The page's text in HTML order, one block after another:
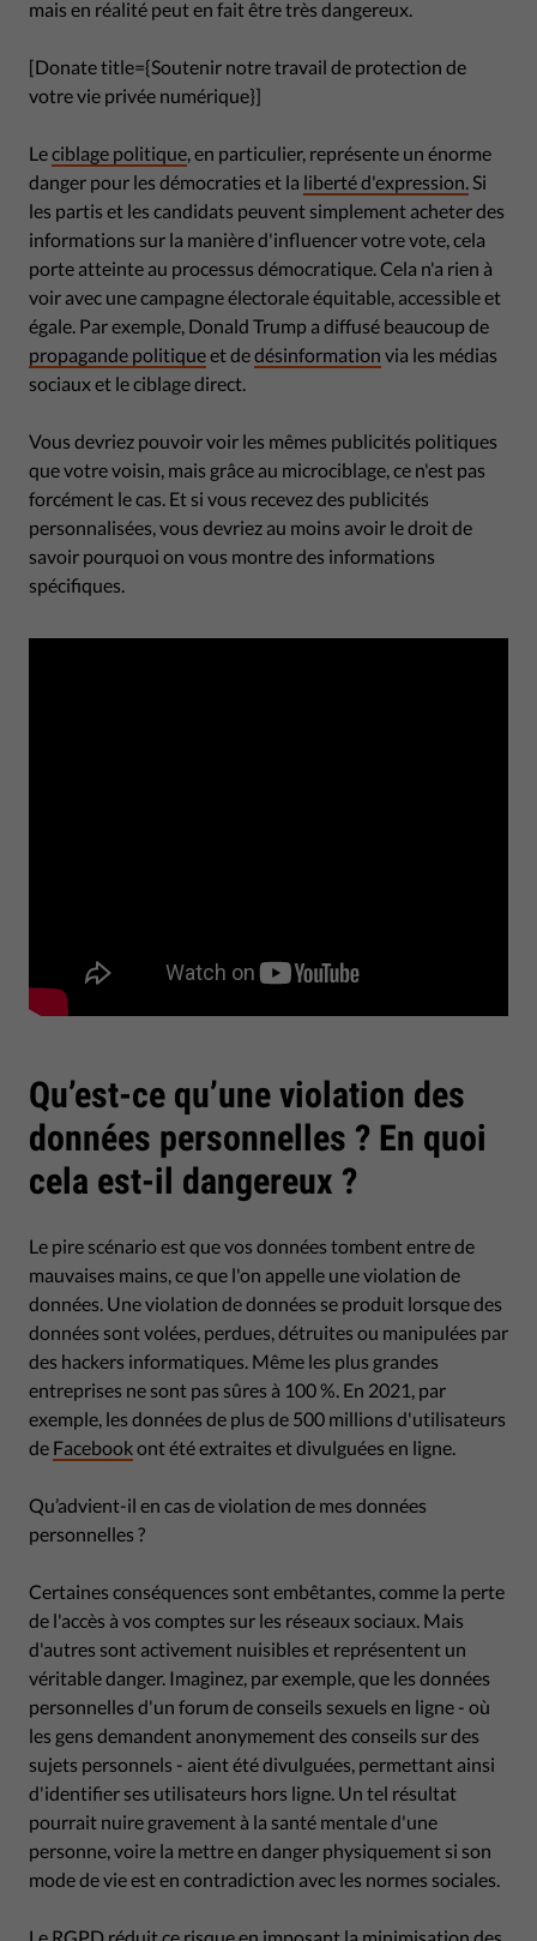
mais en réalité peut en fait être très dangereux.
[Donate title={Soutenir notre travail de protection de
votre vie privée numérique}]
Leciblage politique , en particulier, représente un énorme
danger pour les démocraties et la liberté d'expression. Si
les partis et les candidats peuvent simplement acheter des
informations sur la manière d'influencer votre vote, cela
porte atteinte au processus démocratique. Cela n'a rien à
voir avec une campagne électorale équitable, accessible et
égale. Par exemple, Donald Trump a diffusé beaucoup de
propagande politiqueet dedésinformation via les médias
sociaux et le ciblage direct.
Vous devriez pouvoir voir les mêmes publicités politiques
que votre voisin, mais grâce au microciblage, ce n'est pas
forcément le cas. Et si vous recevez des publicités
personnalisées, vous devriez au moins avoir le droit de
savoir pourquoi on vous montre des informations
spécifiques.
Qu’est-ce qu’une violation des
données personnelles ? En quoi
cela est-il dangereux ?
Le pire scénario est que vos données tombent entre de
mauvaises mains, ce que l'on appelle une violation de
données. Une violation de données se produit lorsque des
données sont volées, perdues, détruites ou manipulées par
des hackers informatiques. Même les plus grandes
entreprises ne sont pas sûres à 100 %. En 2021, par
exemple, les données de plus de 500 millions d'utilisateurs
de Facebookont été extraites et divulguées en ligne.
Qu’advient-il en cas de violation de mes données
personnelles ?
Certaines conséquences sont embêtantes, comme la perte
de l'accès à vos comptes sur les réseaux sociaux. Mais
d'autres sont activement nuisibles et représentent un
véritable danger. Imaginez, par exemple, que les données
personnelles d'un forum de conseils sexuels en ligne - où
les gens demandent anonymement des conseils sur des
sujets personnels - aient été divulguées, permettant ainsi
d'identifier ses utilisateurs hors ligne. Un tel résultat
pourrait nuire gravement à la santé mentale d'une
personne, voire la mettre en danger physiquement si son
mode de vie est en contradiction avec les normes sociales.
Le RGPD réduit ce risque en imposant la minimisation des